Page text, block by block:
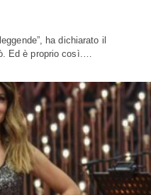
ha dichiarato il
Ed è proprio così.…